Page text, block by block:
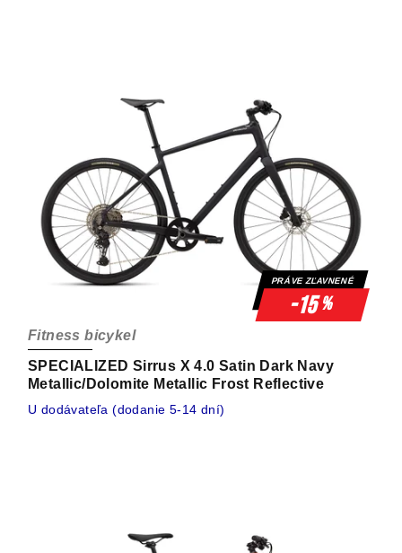
PRÁVE ZĽAVNENÉ
-15%
SPECIALIZED Sirrus X 4.0 Satin Dark Navy
Metallic/Dolomite Metallic Frost Reflective
Fitness bicykel
U dodávateľa (dodanie 5-14 dní)